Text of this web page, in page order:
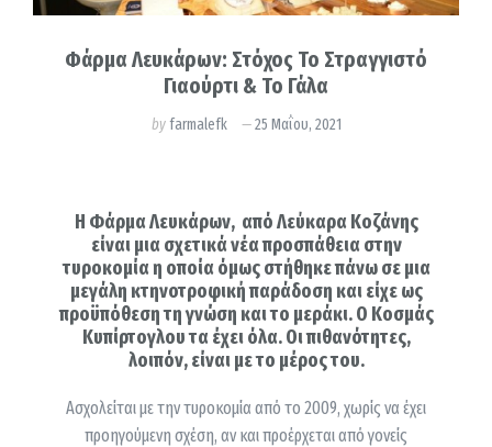
Φάρμα Λευκάρων: Στόχος Το Στραγγιστό
Γιαούρτι & Το Γάλα
byfarmalefk 25 Μαΐου, 2021
Η Φάρμα Λευκάρων, από Λεύκαρα Κοζάνης
είναι μια σχετικά νέα προσπάθεια στην
τυροκομία η οποία όμως στήθηκε πάνω σε μια
μεγάλη κτηνοτροφική παράδοση και είχε ως
προϋπόθεση τη γνώση και το μεράκι. Ο Κοσμάς
Κυπίρτογλου τα έχει όλα. Οι πιθανότητες,
λοιπόν, είναι με το μέρος του.
Ασχολείται με την τυροκομία από το 2009, χωρίς να έχει
προηγούμενη σχέση, αν και προέρχεται από γονείς